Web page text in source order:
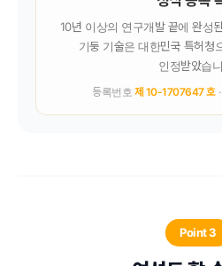
10년 이상의 연구개발 끝에 완성
기둥 기술은 대한민국 특허청
인정받았습
등록번호 제 10-1707647 호
Point 3